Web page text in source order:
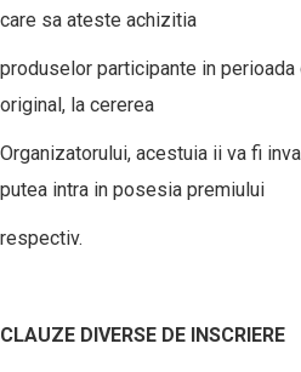
care sa ateste achizitia
produselor participante in
original, la cererea
Organizatorului, acestuia ii va fi
putea intra in posesia premiului
respectiv.
CLAUZE DIVERSE DE INSCRIERE